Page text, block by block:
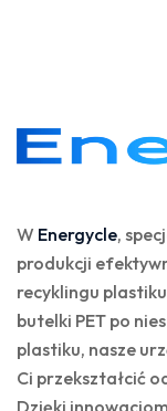
W Energycle,
produkcji
recyklingu
butelki PET po
plastiku, nasze
Ci przekształcić
Dzięki